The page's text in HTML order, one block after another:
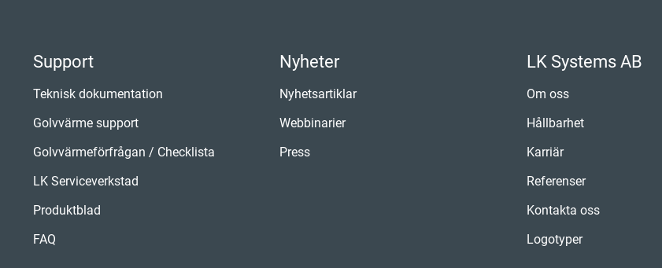
Support
Teknisk dokumentation
Golvvärme support
Golvvärmeförfrågan / Checklista
LK Serviceverkstad
Produktblad
FAQ
Nyheter
Nyhetsartiklar
Webbinarier
Press
LK Systems AB
Om oss
Hållbarhet
Karriär
Referenser
Kontakta oss
Logotyper